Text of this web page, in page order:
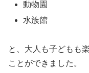
動物園
水族館
と、大人も子どもも
ことができました。